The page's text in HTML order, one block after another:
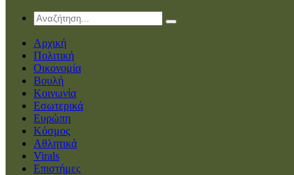
Αρχική
Πολιτική
Οικονομία
Βουλή
Κοινωνία
Εσωτερικά
Ευρώπη
Κόσμος
Αθλητικά
Virals
Επιστήμες